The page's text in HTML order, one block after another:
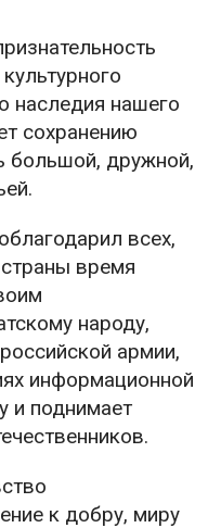
наследия нашего
сохранению
большой, дружной,
всех,
время
народу,
армии,
информационной
и поднимает
к добру, миру